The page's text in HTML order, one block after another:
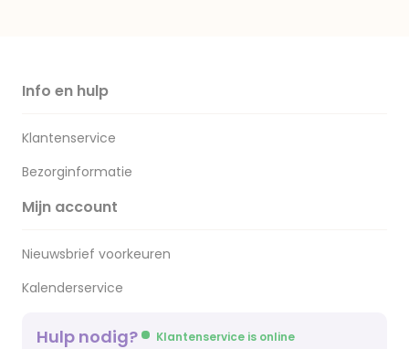
Info en hulp
Klantenservice
Bezorginformatie
Mijn account
Nieuwsbrief voorkeuren
Kalenderservice
Hulp nodig? Klantenservice is online